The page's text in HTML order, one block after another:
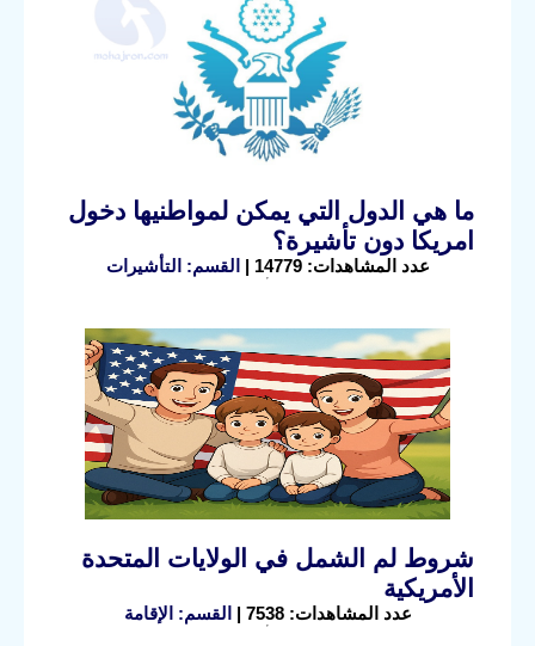
ما هي الدول التي يمكن لمواطنيها دخول
امريكا دون تأشيرة؟
عدد المشاهدات: 14779 | القسم: التأشيرات
شروط لم الشمل في الولايات المتحدة
الأمريكية
عدد المشاهدات: 7538 | القسم: الإقامة